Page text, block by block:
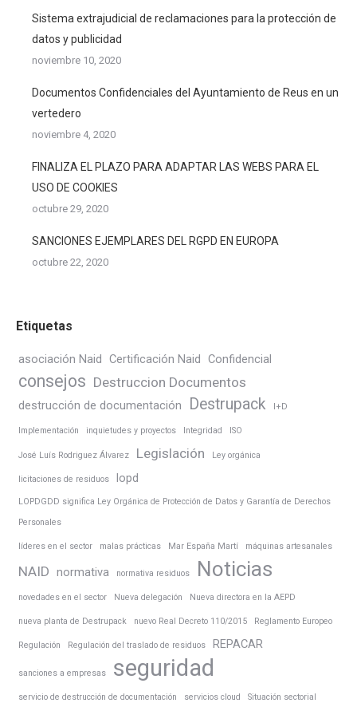
Sistema extrajudicial de reclamaciones para la protección de
datos y publicidad
noviembre 10, 2020
Documentos Confidenciales del Ayuntamiento de Reus en un
vertedero
noviembre 4, 2020
FINALIZA EL PLAZO PARA ADAPTAR LAS WEBS PARA EL
USO DE COOKIES
octubre 29, 2020
SANCIONES EJEMPLARES DEL RGPD EN EUROPA
octubre 22, 2020
Etiquetas
asociación Naid Certificación Naid Confidencial
consejos Destruccion Documentos
destrucción de documentación Destrupack I+D
Implementación inquietudes y proyectos Integridad ISO
José Luís Rodriguez Álvarez Legislación Ley orgánica
licitaciones de residuos lopd
LOPDGDD significa Ley Orgánica de Protección de Datos y Garantía de Derechos
Personales
líderes en el sector malas prácticas Mar España Martí máquinas artesanales
NAID normativa normativa residuos Noticias
novedades en el sector Nueva delegación Nueva directora en la AEPD
nueva planta de Destrupack nuevo Real Decreto 110/2015 Reglamento Europeo
Regulación Regulación del traslado de residuos REPACAR
sanciones a empresas seguridad
servicio de destrucción de documentación servicios cloud Situación sectorial